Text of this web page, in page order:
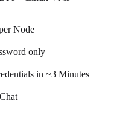
Node
only
in ~3 Minutes